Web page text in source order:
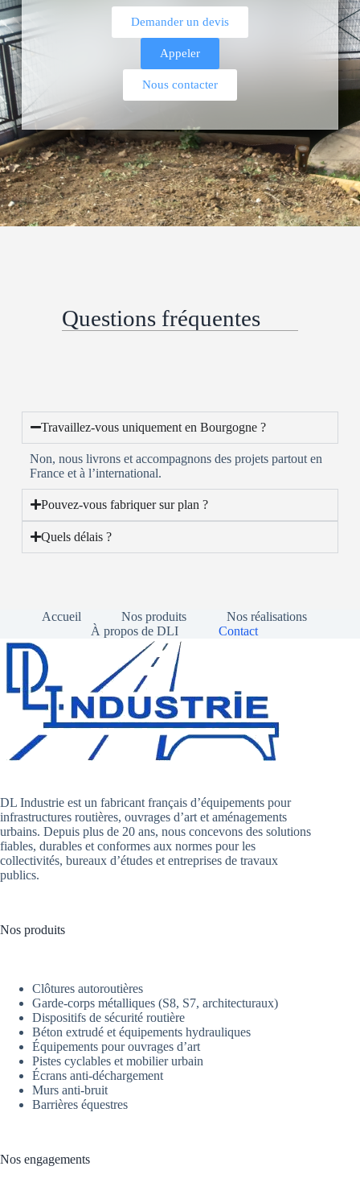
Demander un devis
Appeler
Nous contacter
Travaillez-vous uniquement en Bourgogne ?
Non, nous livrons et accompagnons des projets partout en
France et à l’international.
Pouvez-vous fabriquer sur plan ?
Quels délais ?
Questions fréquentes
Accueil Nos produits
Nos réalisations
À propos de DLI
Contact
DL Industrie est un fabricant français d’équipements pour
infrastructures routières, ouvrages d’art et aménagements
urbains. Depuis plus de 20 ans, nous concevons des solutions
fiables, durables et conformes aux normes pour les
collectivités, bureaux d’études et entreprises de travaux
publics.
Nos produits
Clôtures autoroutières
Garde-corps métalliques (S8, S7, architecturaux)
Dispositifs de sécurité routière
Béton extrudé et équipements hydrauliques
Équipements pour ouvrages d’art
Pistes cyclables et mobilier urbain
Écrans anti-déchargement
Murs anti-bruit
Barrières équestres
Nos engagements